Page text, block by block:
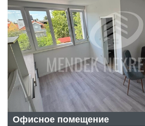
Офисное помещение